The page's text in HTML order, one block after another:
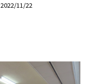
2022/11/22